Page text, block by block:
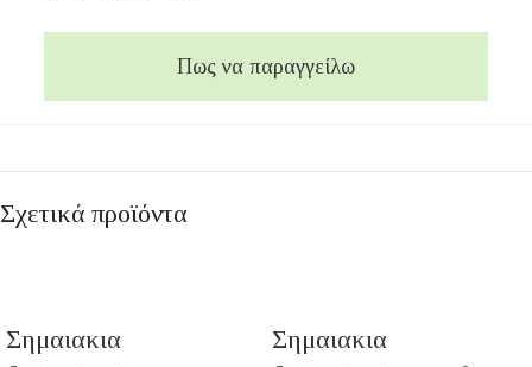
Πως να παραγγείλω
Σχετικά προϊόντα
Σημαιακια
Σημαιακια